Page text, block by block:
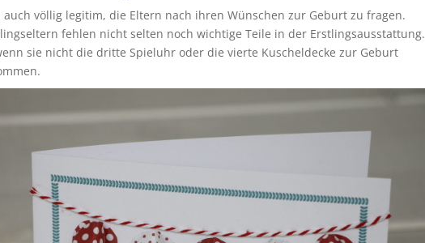
völlig legitim, die Eltern nach ihren Wünschen zur Geburt zu fragen.
fehlen nicht selten noch wichtige Teile in der Erstlingsausstattung.
sie nicht die dritte Spieluhr oder die vierte Kuscheldecke zur Geburt